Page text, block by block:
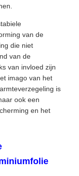
van de
die niet
van de
van invloed zijn
imago van het
is
ook een
en het